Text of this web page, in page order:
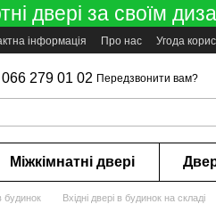
двері за своїм
інформація Про нас Угода
279 01 02 Передзвонити вам?
Міжкімнатні двері
будинок Вхідні двері в будинок на складі